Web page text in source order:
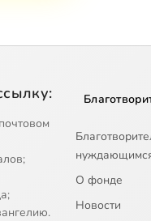
О фонде
Новости